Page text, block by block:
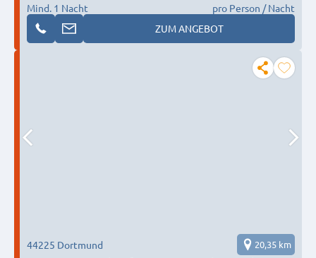
Mind. 1 Nacht
pro Person / Nacht
ZUM ANGEBOT
44225 Dortmund 20,35 km